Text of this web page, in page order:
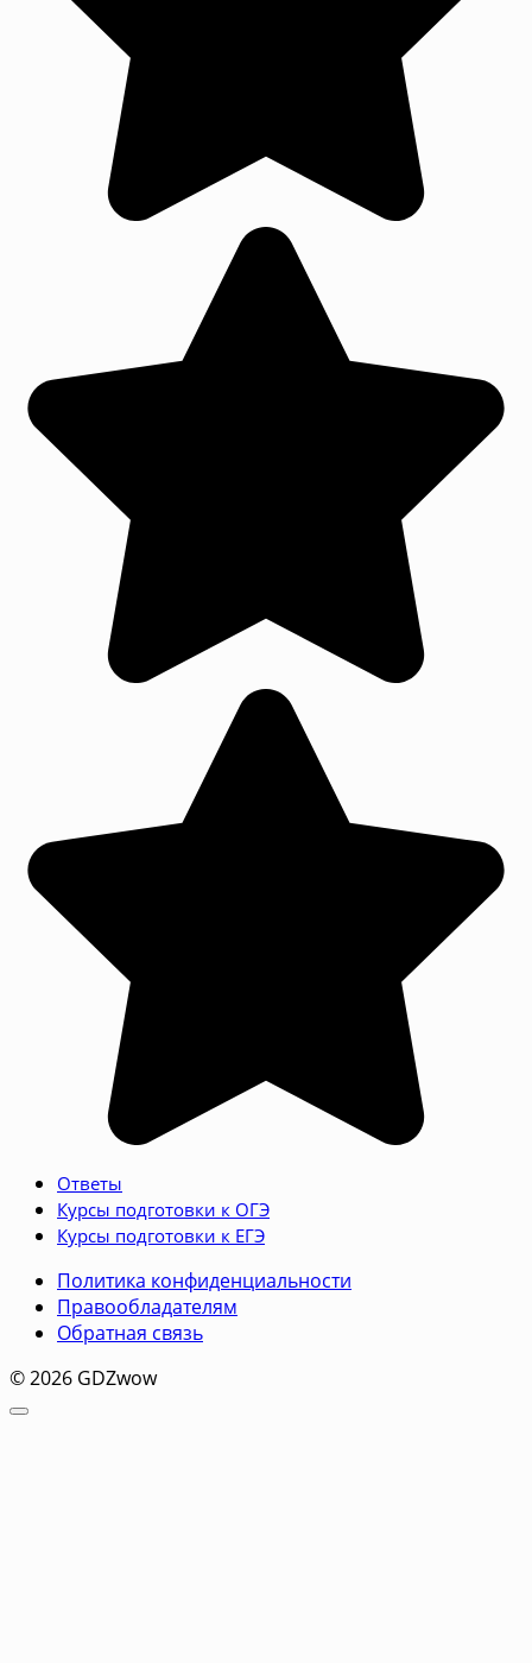
Ответы
Курсы подготовки к ОГЭ
Курсы подготовки к ЕГЭ
Политика конфиденциальности
Правообладателям
Обратная связь
© 2026 GDZwow